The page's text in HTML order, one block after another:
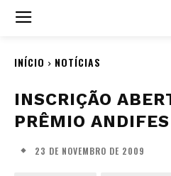
INÍCIO NOTÍCIAS
INSCRIÇÃO
PRÊMIO ANDIFES
23 DE NOVEMBRO DE 2009